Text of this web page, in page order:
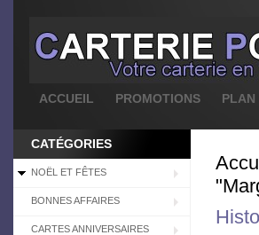
ACCUEIL PROMOTIONS PLAN
CATÉGORIES
NOËL ET FÊTES
BONNES AFFAIRES
CARTES ANNIVERSAIRES